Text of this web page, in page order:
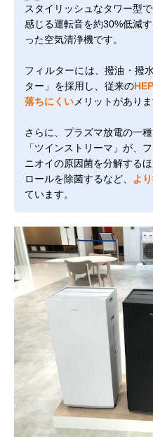
スタイリッシュなタワー型
感じる運転音を約30%低減
った空気清浄機です。
フィルターには、撥油・撥
ター」を採用し、従来の
落ちにくい メリットがありま
さらに、プラズマ放電の一
「ツインストリーマ」が、
ニオイの原因菌を分解する
ロールを除菌するなど、
よ
ています。